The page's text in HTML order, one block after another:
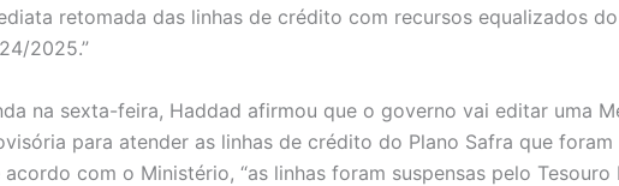
retomada das linhas de crédito com recursos equalizados
2025.”
na sexta-feira, Haddad afirmou que o governo vai editar uma
para atender as linhas de crédito do Plano Safra que foram
acordo com o Ministério, “as linhas foram suspensas pelo Tesouro